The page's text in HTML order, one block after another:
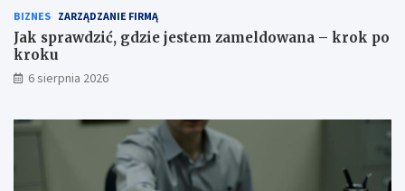
BIZNES ZARZĄDZANIE FIRMĄ
Jak sprawdzić, gdzie jestem zameldowana – krok po
kroku
6 sierpnia 2026